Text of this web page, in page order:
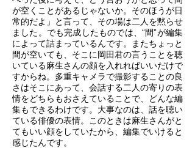
が空くことがあるじゃないか。そのほうが日
常的だよ」と言って、その場は二人を黙らせ
ました。でも完成したものでは、“間”が編集
によって詰まっているんです。またちょっと
間が空いても、そこに岡田君の言うことを聴
いている麻生さんの顔を入れればいいだけで
すからね。多重キャメラで撮影することの良
さはそこにあって、会話する二人の寄りの表
情をどちらもおさえていることで、どんな編
集もできるわけです。大事なのは、話を聴い
ている俳優の表情。このときは麻生さんがと
てもいい顔をしていたから、編集でいけると
感じたんです。